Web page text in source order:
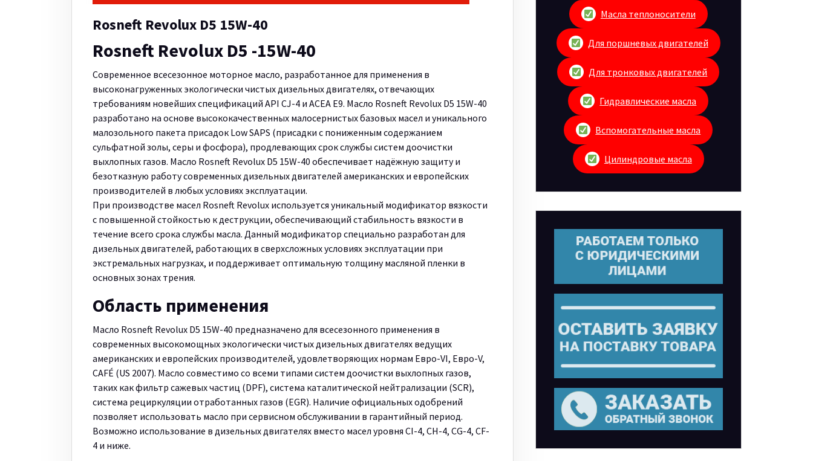
Rosneft Revolux D5 15W-40
Rosneft Revolux D5 -15W-40
Современное всесезонное моторное масло, разработанное для применения в
высоконагруженных экологически чистых дизельных двигателях, отвечающих
требованиям новейших спецификаций API CJ-4 и ACEA E9. Масло Rosneft Revolux D5 15W-40
разработано на основе высококачественных малосернистых базовых масел и уникального
малозольного пакета присадок Low SAPS (присадки с пониженным содержанием
сульфатной золы, серы и фосфора), продлевающих срок службы систем доочистки
выхлопных газов. Масло Rosneft Revolux D5 15W-40 обеспечивает надёжную защиту и
безотказную работу современных дизельных двигателей американских и европейских
производителей в любых условиях эксплуатации.
При производстве масел Rosneft Revolux используется уникальный модификатор вязкости
с повышенной стойкостью к деструкции, обеспечивающий стабильность вязкости в
течение всего срока службы масла. Данный модификатор специально разработан для
дизельных двигателей, работающих в сверхсложных условиях эксплуатации при
экстремальных нагрузках, и поддерживает оптимальную толщину масляной пленки в
основных зонах трения.
Область применения
Масло Rosneft Revolux D5 15W-40 предназначено для всесезонного применения в
современных высокомощных экологически чистых дизельных двигателях ведущих
американских и европейских производителей, удовлетворяющих нормам Евро-VI, Евро-V,
CAFÉ (US 2007). Масло совместимо со всеми типами систем доочистки выхлопных газов,
таких как фильтр сажевых частиц (DPF), система каталитической нейтрализации (SCR),
система рециркуляции отработанных газов (EGR). Наличие официальных одобрений
позволяет использовать масло при сервисном обслуживании в гарантийный период.
Возможно использование в дизельных двигателях вместо масел уровня CI-4, CH-4, CG-4, CF-
4 и ниже.
Масла теплоносители
Для поршневых двигателей
Для тронковых двигателей
Гидравлические масла
Вспомогательные масла
Цилиндровые масла